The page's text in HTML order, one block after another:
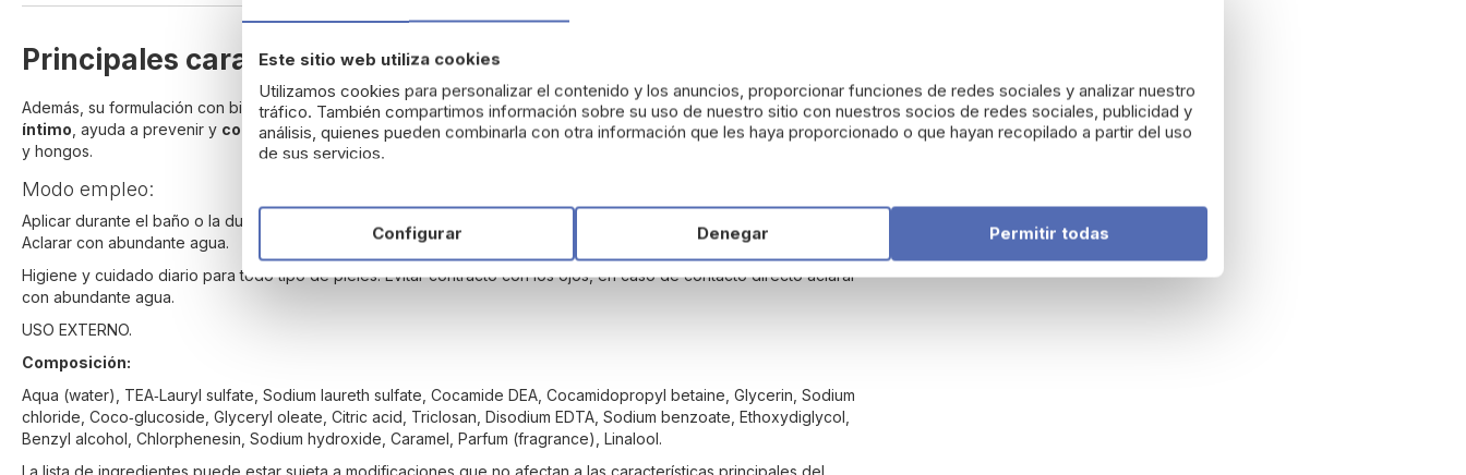
of
images
Principales características del Genocután gel de Genové
Además, su formulación con biolípidos reepitelizantesfortalece la función barrera naturalde la piel. Este gel
íntimo , ayuda a prevenir y combatir el mal olorcorporal y posibles infecciones de la piel producidas por bacterias
y hongos.
Modo empleo:
Aplicar durante el baño o la ducha para una limpieza aséptica, emoliente y dermoprotectora de la piel.
Aclarar con abundante agua.
Higiene y cuidado diario para todo tipo de pieles. Evitar contracto con los ojos, en caso de contacto directo aclarar
con abundante agua.
USO EXTERNO.
Composición:
Aqua (water), TEA‑Lauryl sulfate, Sodium laureth sulfate, Cocamide DEA, Cocamidopropyl betaine, Glycerin, Sodium
chloride, Coco‑glucoside, Glyceryl oleate, Citric acid, Triclosan, Disodium EDTA, Sodium benzoate, Ethoxydiglycol,
Benzyl alcohol, Chlorphenesin, Sodium hydroxide, Caramel, Parfum (fragrance), Linalool.
La lista de ingredientes puede estar sujeta a modificaciones que no afectan a las características principales del
Este sitio web utiliza cookies
Utilizamos cookies para personalizar el contenido y los anuncios, proporcionar funciones de redes sociales y analizar nuestro
tráfico. También compartimos información sobre su uso de nuestro sitio con nuestros socios de redes sociales, publicidad y
análisis, quienes pueden combinarla con otra información que les haya proporcionado o que hayan recopilado a partir del uso
de sus servicios.
Configurar Denegar Permitir todas